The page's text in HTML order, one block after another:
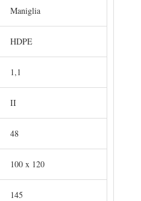
Maniglia
HDPE
1,1
II
48
100 x 120
145